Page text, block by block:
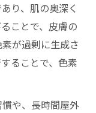
スクとの関係
下げる方法
アとシミ対策
の向き合い
り、肌の奥深く
ことで、皮膚の
が過剰に生成さ
ることで、色素
や、長時間屋外